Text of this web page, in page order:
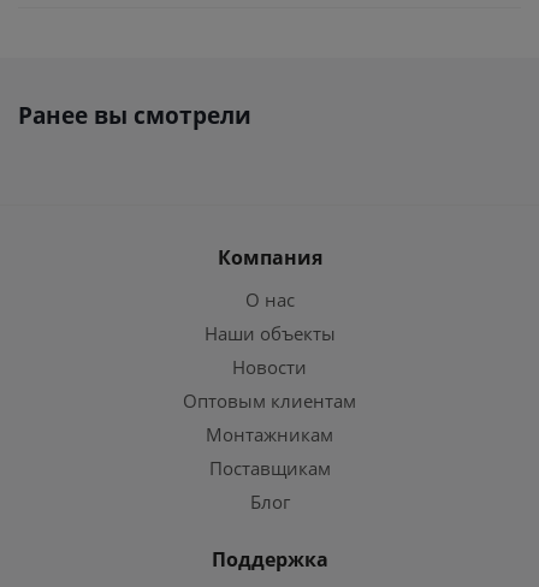
Ранее вы смотрели
Компания
О нас
Наши объекты
Новости
Оптовым клиентам
Монтажникам
Поставщикам
Блог
Поддержка